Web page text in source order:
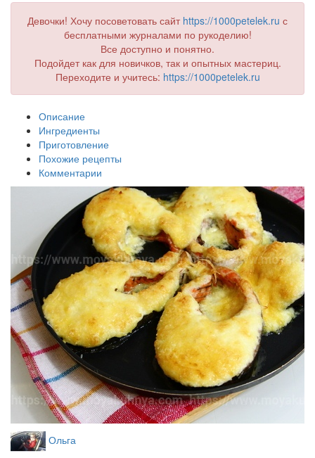
Девочки! Хочу посоветовать сайт https://1000petelek.ru с
бесплатными журналами по рукоделию!
Все доступно и понятно.
Подойдет как для новичков, так и опытных мастериц.
Переходите и учитесь: https://1000petelek.ru
Описание
Ингредиенты
Приготовление
Похожие рецепты
Комментарии
Ольга